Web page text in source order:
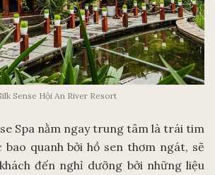
Sense Hội An River Resort
Spa nằm ngay trung tâm là trái tim
quanh bởi hồ sen thơm ngát, sẽ
đến nghỉ dưỡng bởi những liệu